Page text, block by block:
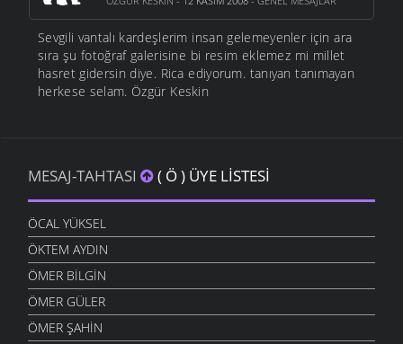
Sevgili vantalı kardeşlerim insan gelemeyenler için ara
sıra şu fotoğraf galerisine bi resim eklemez mi millet
hasret gidersin diye. Rica ediyorum. tanıyan tanımayan
herkese selam. Özgür Keskin
MESAJ-TAHTASI ( Ö ) ÜYE LISTESI
ÖCAL YÜKSEL
ÖKTEM AYDIN
ÖMER BILGIN
ÖMER GÜLER
ÖMER ŞAHIN